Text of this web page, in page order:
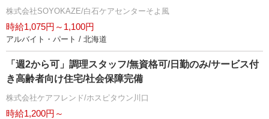
株式会社SOYOKAZE/白石ケアセンターそよ風
時給1,075円～1,100円
アルバイト・パート / 北海道
「週2から可」調理スタッフ/無資格可/日勤のみ/サービス付
き高齢者向け住宅/社会保障完備
株式会社ケアフレンド/ホスピタウン川口
時給1,200円～